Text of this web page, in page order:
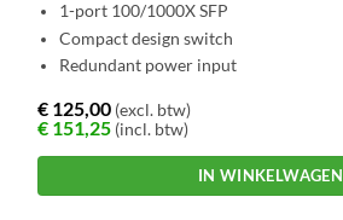
1-port 100/1000X SFP
Compact design switch
Redundant power input
€ 125,00 (excl. btw)
€ 151,25 (incl. btw)
IN WINKELWAGEN